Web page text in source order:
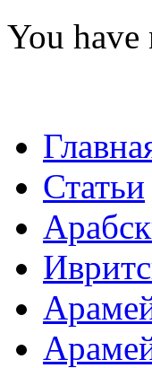
You have
Статьи